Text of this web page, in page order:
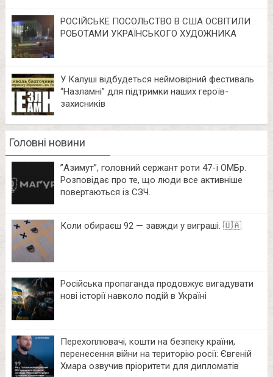
РОСІЙСЬКЕ ПОСОЛЬСТВО В США ОСВІТИЛИ
РОБОТАМИ УКРАЇНСЬКОГО ХУДОЖНИКА
У Калуші відбудеться неймовірний фестиваль
“Назламні” для підтримки наших героїв-
захисників
Головні новини
⁨”Азимут”, головний сержант роти 47-ї ОМБр.
Розповідає про те, що люди все активніше
повертаються із СЗЧ.
Коли обираєш 92 — завжди у виграші. 🇺🇦
Російська пропаганда продовжує вигадувати
нові історії навколо подій в Україні
Перехоплювачі, кошти на безпеку країни,
перенесення війни на територію росії: Євгеній
Хмара озвучив пріоритети для дипломатів